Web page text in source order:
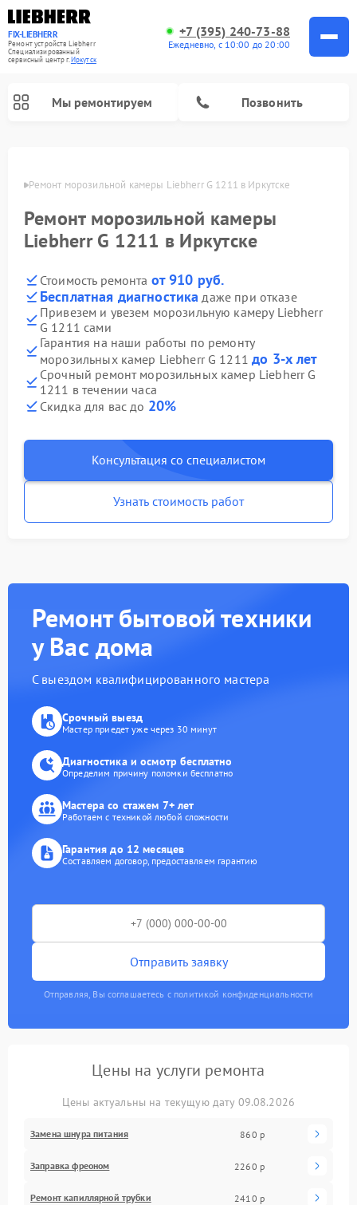
FIX-LIEBHERR
Ремонт устройств Liebherr
Специализированный
cервисный центр г.Иркутск
+7 (395) 240-73-88
Ежедневно, с 10:00 до 20:00
Мы ремонтируем Позвонить
Ремонт морозильной камеры Liebherr G 1211 в Иркутске
Ремонт морозильной камеры
Liebherr G 1211 в Иркутске
Стоимость ремонта от 910 руб.
Бесплатная диагностика даже при отказе
Привезем и увезем морозильную камеру Liebherr
G 1211 сами
Гарантия на наши работы по ремонту
морозильных камер Liebherr G 1211до 3-х лет
Срочный ремонт морозильных камер Liebherr G
1211 в течении часа
Скидка для вас до 20%
Консультация со специалистом
Узнать стоимость работ
Ремонт бытовой техники
у Вас дома
С выездом квалифицированного мастера
Срочный выезд
Мастер приедет уже через 30 минут
Диагностика и осмотр бесплатно
Определим причину поломки бесплатно
Мастера со стажем 7+ лет
Работаем с техникой любой сложности
Гарантия до 12 месяцев
Составляем договор, предоставляем гарантию
Отправить заявку
Отправляя, Вы соглашаетесь с политикой конфиденциальности
Цены на услуги ремонта
Цены актуальны на текущую дату 09.08.2026
Замена шнура питания 860 р
Заправка фреоном 2260 р
Ремонт капиллярной трубки 2410 р